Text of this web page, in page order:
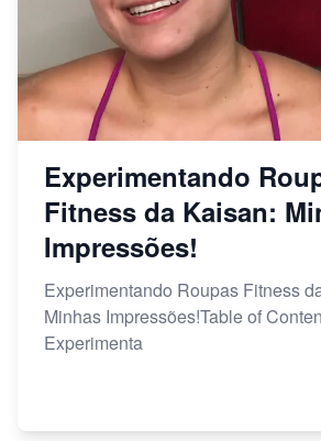
Experimentando
Fitness da Kaisan:
Impressões!
Experimentando Roupas Fitness
Minhas Impressões!Table of
Experimenta